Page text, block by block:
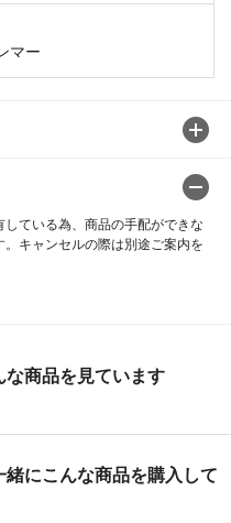
マー
ている為、商品の手配ができな
キャンセルの際は別途ご案内を
な商品を見ています
にこんな商品を購入して